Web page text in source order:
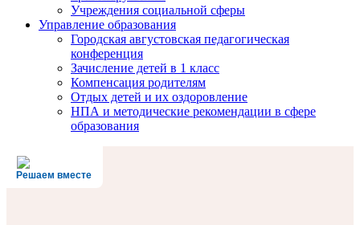
Учреждения социальной сферы
Управление образования
Городская августовская педагогическая
конференция
Зачисление детей в 1 класс
Компенсация родителям
Отдых детей и их оздоровление
НПА и методические рекомендации в сфере
образования
Решаем вместе